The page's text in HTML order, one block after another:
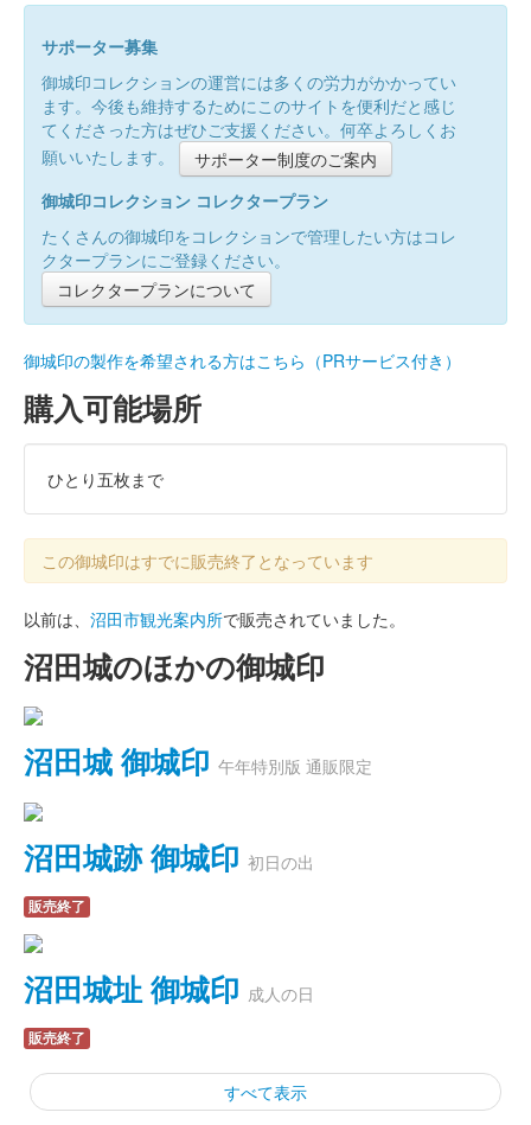
サポーター募集
御城印コレクションの運営には多くの労力がかかってい
ます。今後も維持するためにこのサイトを便利だと感じ
てくださった方はぜひご支援ください。何卒よろしくお
願いいたします。
サポーター制度のご案内
御城印コレクション コレクタープラン
たくさんの御城印をコレクションで管理したい方はコレ
クタープランにご登録ください。
コレクタープランについて
御城印の製作を希望される方はこちら（PRサービス付き）
購入可能場所
ひとり五枚まで
この御城印はすでに販売終了となっています
以前は、 沼田市観光案内所で販売されていました。
沼田城のほかの御城印
沼田城 御城印 午年特別版 通販限定
沼田城跡 御城印 初日の出
販売終了
沼田城址 御城印 成人の日
販売終了
すべて表示